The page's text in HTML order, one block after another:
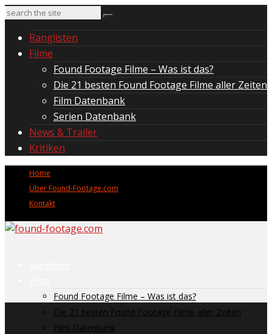
Ranglisten
Filme
Found Footage Filme – Was ist das?
Die 21 besten Found Footage Filme aller Zeiten
Film Datenbank
Serien Datenbank
News & Trailer
Kritiken
Home
Über Found-Footage.com
Kontakt
Found Footage Filme – Was ist das?
Die 21 besten Found Footage Filme aller Zeiten
Film Datenbank